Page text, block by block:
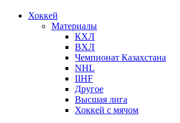
Хоккей
Материалы
КХЛ
ВХЛ
Чемпионат Казахстана
NHL
IIHF
Другое
Высшая лига
Хоккей с мячом